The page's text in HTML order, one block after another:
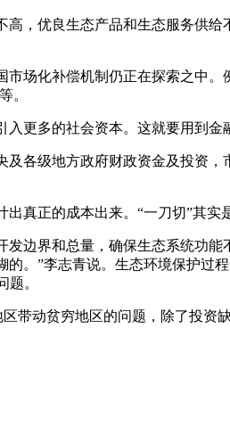
，优良生态产品和生态服务供
场化补偿机制仍正在探索之中
。
更多的社会资本。这就要用到
各级地方政府财政资金及投资
真正的成本出来。“一刀切”其实
边界和总量，确保生态系统功
。”李志青说。生态环境保护过
。
带动贫穷地区的问题，除了投